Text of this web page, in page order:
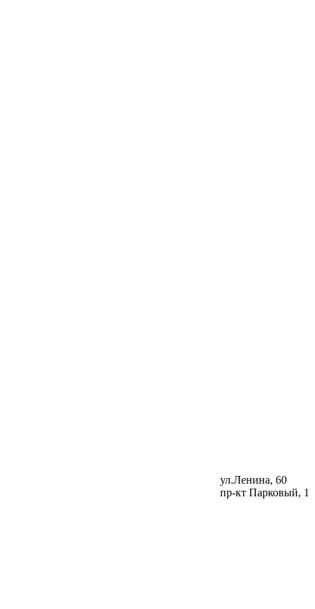
ул.Ленина, 60
пр-кт Парковый, 1